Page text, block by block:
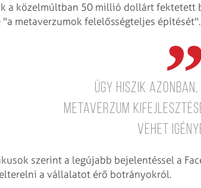
a közelmúltban 50 millió dollárt
"a metaverzumok felelősségteljes építését".
Úgy hiszik
metaverzum
vehet
szerint a legújabb bejelentéssel a
a vállalatot érő botrányokról.